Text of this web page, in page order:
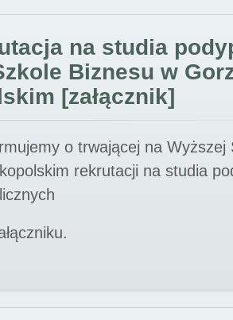
na studia
Biznesu w
[załącznik]
o trwającej na Wyższej
rekrutacji na studia